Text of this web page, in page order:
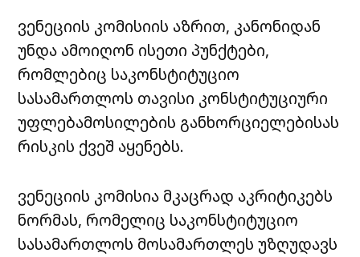
ვენეციის კომისიის აზრით, კანონიდან
უნდა ამოიღონ ისეთი პუნქტები,
რომლებიც საკონსტიტუციო
სასამართლოს თავისი კონსტიტუციური
უფლებამოსილების განხორციელებისას
რისკის ქვეშ აყენებს.
ვენეციის კომისია მკაცრად აკრიტიკებს
ნორმას, რომელიც საკონსტიტუციო
სასამართლოს მოსამართლეს უზღუდავს